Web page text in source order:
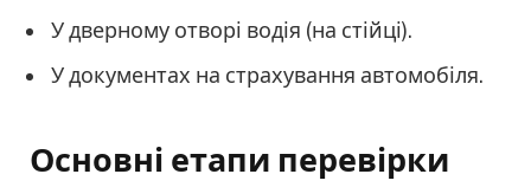
У дверному отворі водія (на стійці).
У документах на страхування автомобіля.
Основні етапи перевірки